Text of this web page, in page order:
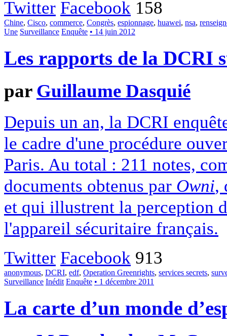
Twitter Facebook 158
Chine, Cisco, commerce, Congrès, espionnage, huawei, nsa,
Une Surveillance Enquête • 14 juin 2012
Les rapports de la DCRI
par Guillaume Dasquié
Depuis un an, la DCRI
le cadre d'une procédure
Paris. Au total : 211 notes,
documents obtenus par Owni,
et qui illustrent la perception
l'appareil sécuritaire français.
Twitter Facebook 913
anonymous, DCRI, edf, Operation Greenrights, services secrets,
Surveillance Inédit Enquête • 1 décembre 2011
La carte d’un monde